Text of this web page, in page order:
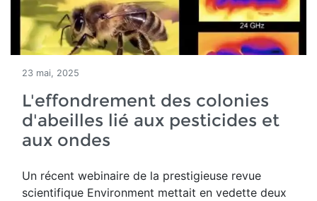
23 mai, 2025
L'effondrement des colonies
d'abeilles lié aux pesticides et
aux ondes
Un récent webinaire de la prestigieuse revue
scientifique Environment mettait en vedette deux